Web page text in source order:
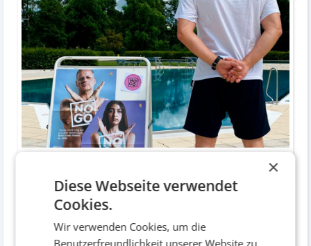
×
Diese Webseite verwendet
Cookies.
Wir verwenden Cookies, um die
Benutzerfreundlichkeit unserer Website zu